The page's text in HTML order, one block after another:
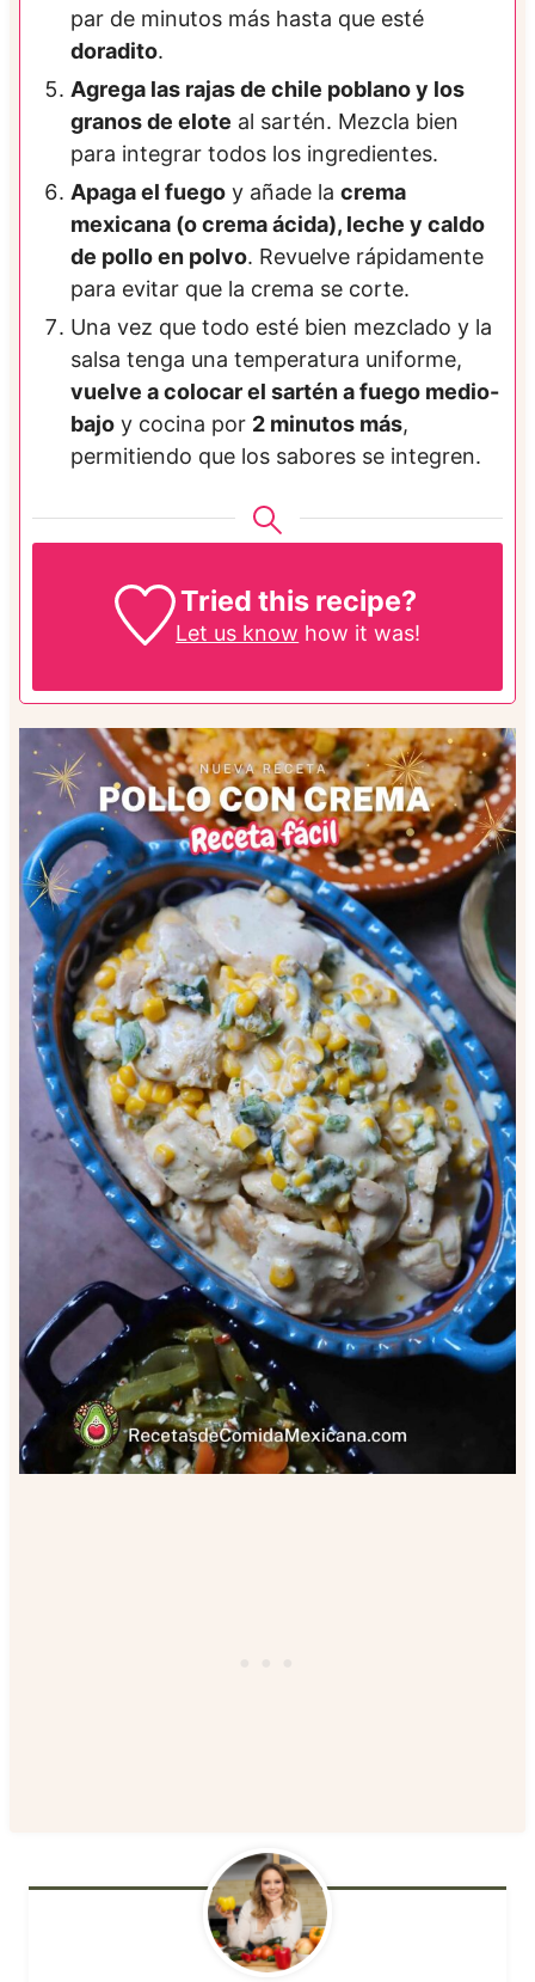
par de minutos más hasta que esté
doradito.
Agrega las rajas de chile poblano y los
granos de elote al sartén. Mezcla bien
para integrar todos los ingredientes.
Apaga el fuegoy añade la crema
mexicana (o crema ácida), leche y caldo
de pollo en polvo. Revuelve rápidamente
para evitar que la crema se corte.
Una vez que todo esté bien mezclado y la
salsa tenga una temperatura uniforme,
vuelve a colocar el sartén a fuego medio-
bajoy cocina por 2 minutos más,
permitiendo que los sabores se integren.
Tried this recipe?
Let us know how it was!